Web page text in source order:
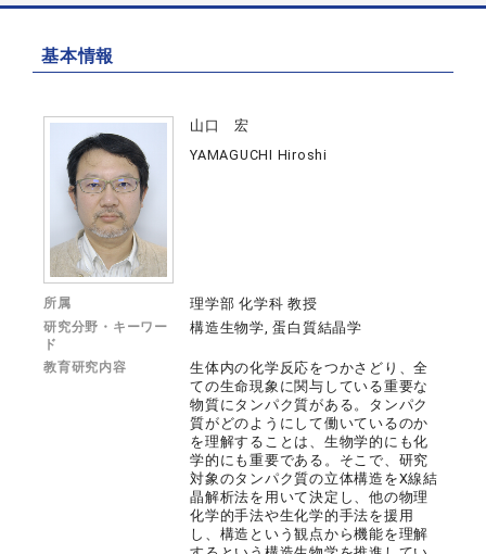
基本情報
山口 宏
YAMAGUCHI Hiroshi
所属 理学部 化学科 教授
研究分野・キーワー
ド
構造生物学, 蛋白質結晶学
教育研究内容
生体内の化学反応をつかさどり、全
ての生命現象に関与している重要な
物質にタンパク質がある。タンパク
質がどのようにして働いているのか
を理解することは、生物学的にも化
学的にも重要である。そこで、研究
対象のタンパク質の立体構造をX線結
晶解析法を用いて決定し、他の物理
化学的手法や生化学的手法を援用
し、構造という観点から機能を理解